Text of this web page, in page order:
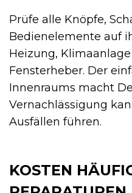
Prüfe alle Knöpfe,
Bedienelemente auf
Heizung,
Fensterheber. Der
Innenraums macht
Vernachlässigung
Ausfällen führen.
KOSTEN